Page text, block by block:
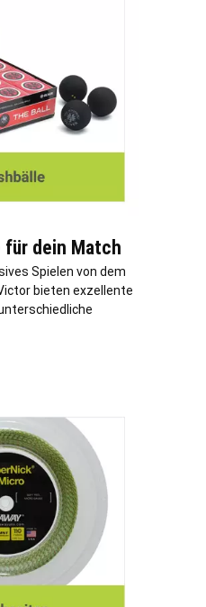
für dein Match
Spielen von dem
bieten exzellente